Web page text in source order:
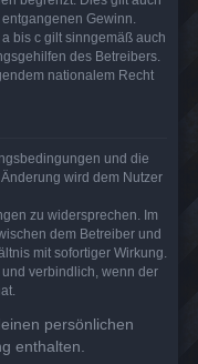
Gewinn.
bis c gilt sinngemäß auch
des Betreibers.
nationalem Recht
und die
wird dem Nutzer
zu widersprechen. Im
dem Betreiber und
mit sofortiger Wirkung.
verbindlich, wenn der
persönlichen
enthalten.